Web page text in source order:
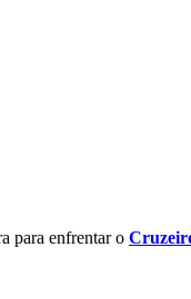
para enfrentar o